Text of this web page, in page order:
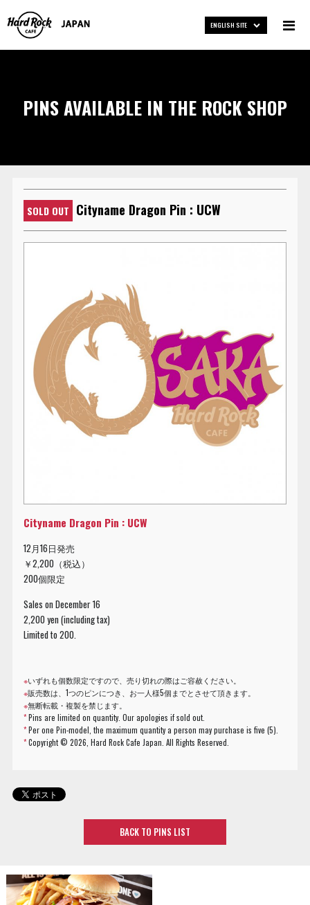
ENGLISH SITE
PINS AVAILABLE IN THE ROCK SHOP
SOLD OUT Cityname Dragon Pin : UCW
Cityname Dragon Pin : UCW
12月16日発売
￥2,200（税込）
200個限定
Sales on December 16
2,200 yen (including tax)
Limited to 200.
※いずれも個数限定ですので、売り切れの際はご容赦ください。
※販売数は、1つのピンにつき、お一人様5個までとさせて頂きます。
※無断転載・複製を禁じます。
*Pins are limited on quantity. Our apologies if sold out.
*Per one Pin-model, the maximum quantity a person may purchase is five (5).
*Copyright ©2026, Hard Rock Cafe Japan. All Rights Reserved.
BACK TO PINS LIST